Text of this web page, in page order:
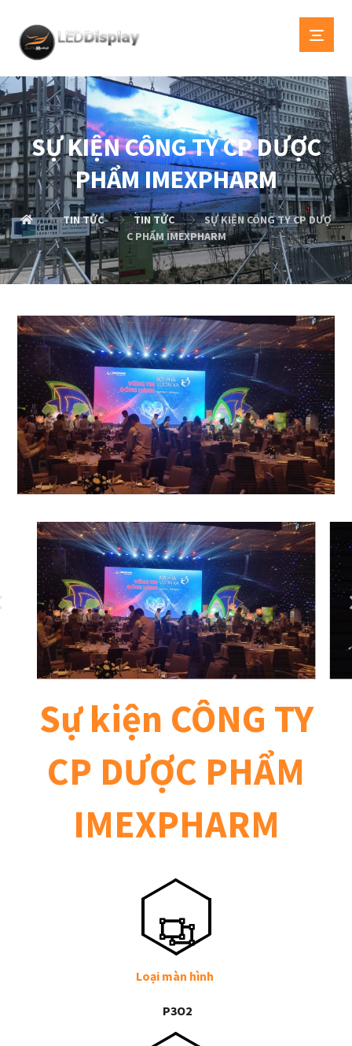
SỰ KIỆN CÔNG TY CP DƯỢC
PHẨM IMEXPHARM
TIN TỨC TIN TỨC
SỰ KIỆN CÔNG TY CP DƯỢ
C PHẨM IMEXPHARM
Sự kiện CÔNG TY
CP DƯỢC PHẨM
IMEXPHARM
Loại màn hình
P3O2